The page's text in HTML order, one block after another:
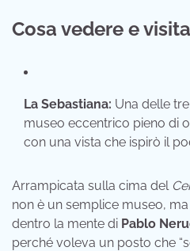
Cosa vedere e
La Sebastiana: Una delle
museo eccentrico pieno di
con una vista che ispirò il
Arrampicata sulla cima del
non è un semplice museo,
dentro la mente di Pablo
perché voleva un posto che